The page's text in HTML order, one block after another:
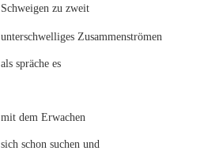
Schweigen zu zweit
unterschwelliges Zusammenströmen
als spräche es
mit dem Erwachen
sich schon suchen und